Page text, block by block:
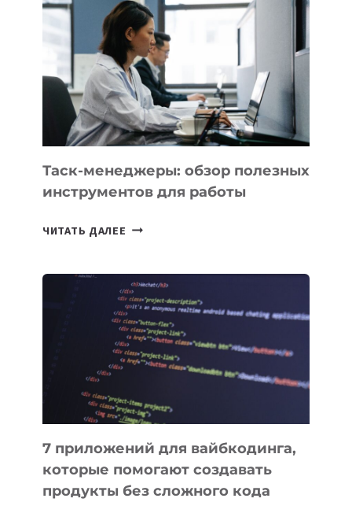
БИЗНЕСА:
КАКИЕ
3
ЗАДАЧИ
ЕМУ
МОЖНО
ПОРУЧИТЬ
УЖЕ
Таск-менеджеры: обзор полезных
инструментов для работы
ЧИТАТЬ ДАЛЕЕ ТАСК-
ПОЛЕЗНЫХ
ИНСТРУМЕНТОВ
ДЛЯ
РАБОТЫ
7 приложений для вайбкодинга,
которые помогают создавать
продукты без сложного кода